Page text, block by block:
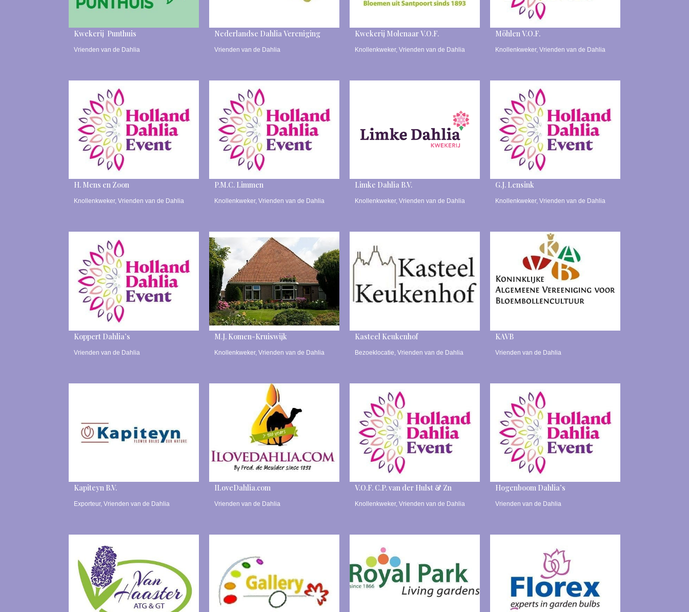
Kwekerij Punthuis
Vrienden van de Dahlia
Nederlandse Dahlia Vereniging
Vrienden van de Dahlia
Kwekerij Molenaar V.O.F.
Knollenkweker, Vrienden van de Dahlia
Möhlen V.O.F.
Knollenkweker, Vrienden van de Dahlia
H. Mens en Zoon
Knollenkweker, Vrienden van de Dahlia
P.M.C. Limmen
Knollenkweker, Vrienden van de Dahlia
Limke Dahlia B.V.
Knollenkweker, Vrienden van de Dahlia
G.J. Lensink
Knollenkweker, Vrienden van de Dahlia
Koppert Dahlia’s
Vrienden van de Dahlia
M.J. Komen-Kruiswijk
Knollenkweker, Vrienden van de Dahlia
Kasteel Keukenhof
Bezoeklocatie Vrienden van de Dahlia
KAVB
Vrienden van de Dahlia
Kapiteyn B.V.
Exporteur, Vrienden van de Dahlia
ILoveDahlia.com
Vrienden van de Dahlia
V.O.F. C.P. van der Hulst & Zn
Knollenkweker, Vrienden van de Dahlia
Hogenboom Dahlia’s
Vrienden van de Dahlia